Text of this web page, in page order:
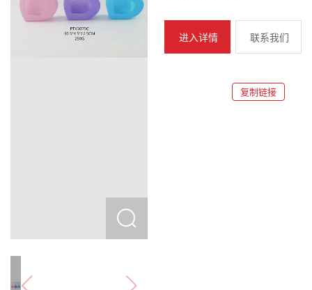
进入详情 联系我们
复制链接